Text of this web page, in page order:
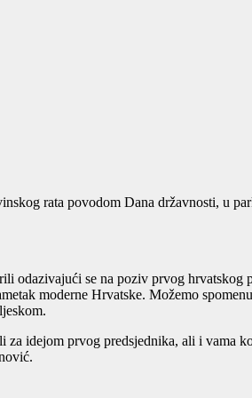
rata povodom Dana državnosti, u
odazivajući se na poziv prvog hrvatskog
moderne Hrvatske. Možemo
idejom prvog predsjednika, ali i vama